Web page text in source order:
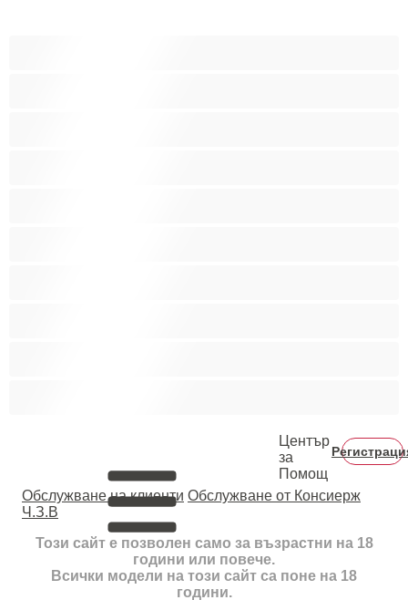
Център
за
Помощ
Oбслужване на клиенти Обслужване от Консиерж
Ч.З.В
Този сайт е позволен само за възрастни на 18
години или повече.
Всички модели на този сайт са поне на 18
години.